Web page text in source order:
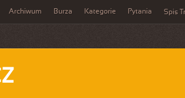
Archiwum Burza Kategorie Pytania Spis